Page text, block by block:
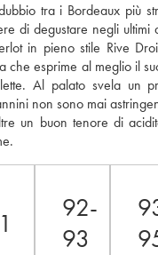
tra i Bordeaux più
di degustare negli ultimi
in pieno stile Rive
che esprime al meglio il
Al palato svela un
non sono mai
un buon tenore di
92-
93